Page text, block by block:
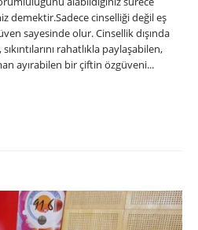
demektir.Sadece cinselliği değil eş
sayesinde olur. Cinsellik dışında
rahatlıkla paylaşabilen,
ayırabilen bir çiftin özgüveni...